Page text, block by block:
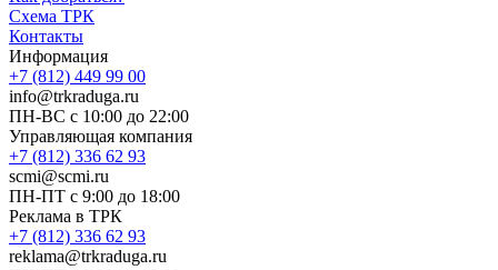
Схема ТРК
Контакты
Информация
+7 (812) 449 99 00
info@trkraduga.ru
ПН-ВС с 10:00 до 22:00
Управляющая компания
+7 (812) 336 62 93
scmi@scmi.ru
ПН-ПТ с 9:00 до 18:00
Реклама в ТРК
+7 (812) 336 62 93
reklama@trkraduga.ru